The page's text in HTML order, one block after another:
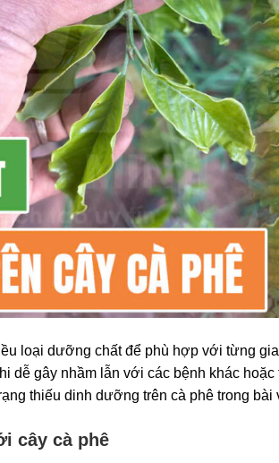
loại dưỡng chất để phù hợp với từng
dễ gây nhầm lẫn với các bệnh khác
thiếu dinh dưỡng trên cà phê trong
cây cà phê